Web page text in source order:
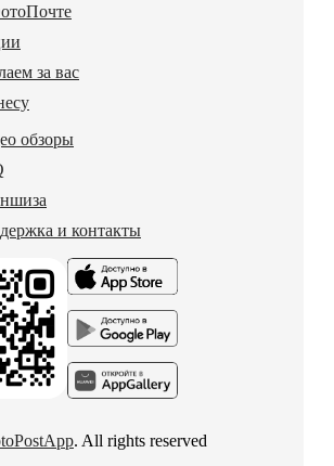
за вас
обзоры
и контакты
. All rights reserved